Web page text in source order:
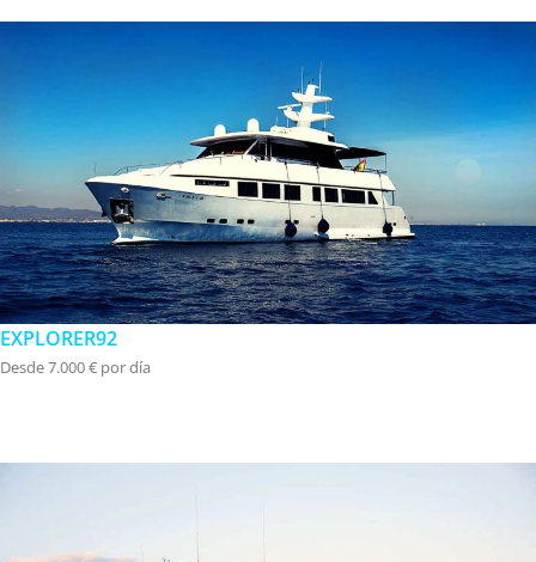
EXPLORER92
Desde 7.000 € por día